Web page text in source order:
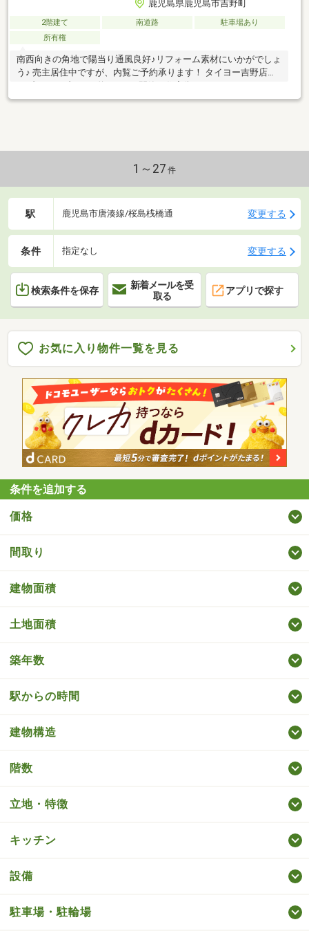
鹿児島県鹿児島市吉野町
2階建て 南道路
駐車場あり
所有権
南西向きの角地で陽当り通風良好♪リフォーム素材にいかがでしょ
う♪ 売主居住中ですが、内覧ご予約承ります！ タイヨー吉野店、
1～27 件
駅 鹿児島市唐湊線/桜島桟橋通 変更する
条件 指定なし 変更する
検索条件を保存
新着メールを受
取る
アプリで探す
お気に入り物件一覧を見る
条件を追加する
価格
間取り
建物面積
土地面積
築年数
駅からの時間
建物構造
階数
立地・特徴
キッチン
設備
駐車場・駐輪場